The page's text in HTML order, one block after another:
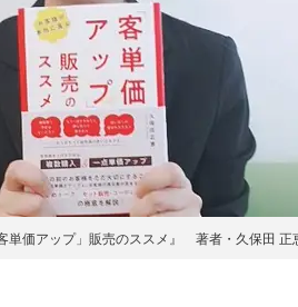
単価アップ」販売のススメ』 著者・久保田 正